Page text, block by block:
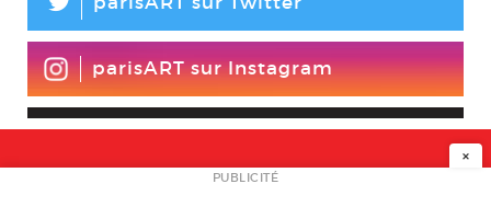
parisART sur Instagram
NEWSLETTER
×
PUBLICITÉ